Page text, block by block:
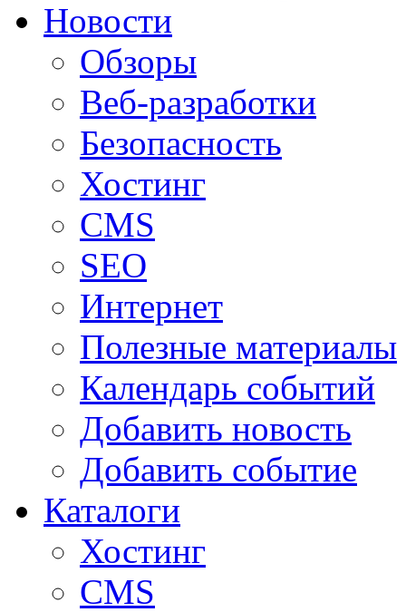
Новости
Обзоры
Веб-разработки
Безопасность
Хостинг
CMS
SEO
Интернет
Полезные материалы
Календарь событий
Добавить новость
Добавить событие
Каталоги
Хостинг
CMS